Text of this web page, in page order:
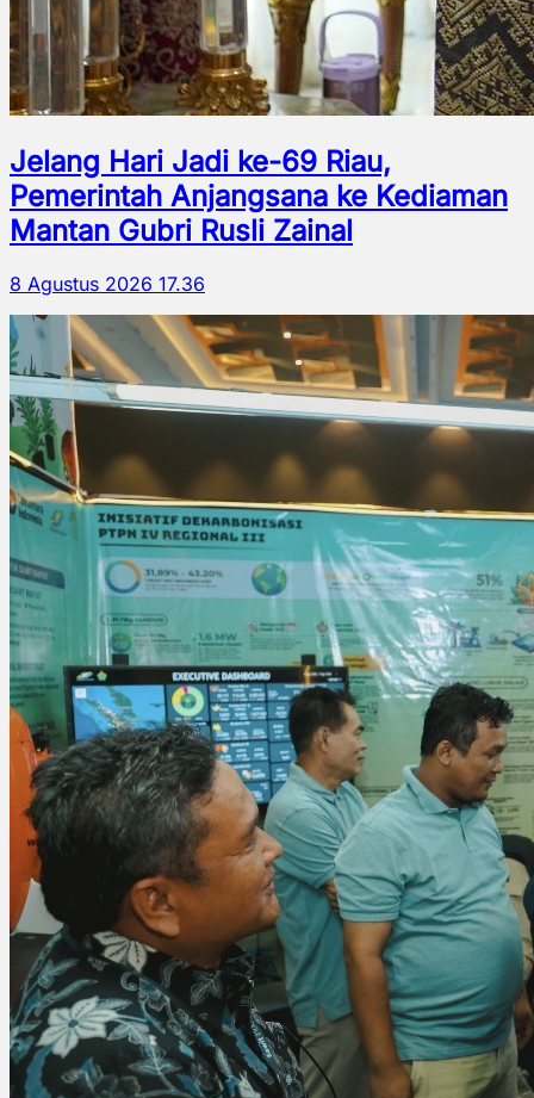
Jelang Hari Jadi ke-69 Riau,
Pemerintah Anjangsana ke Kediaman
Mantan Gubri Rusli Zainal
8 Agustus 2026 17.36